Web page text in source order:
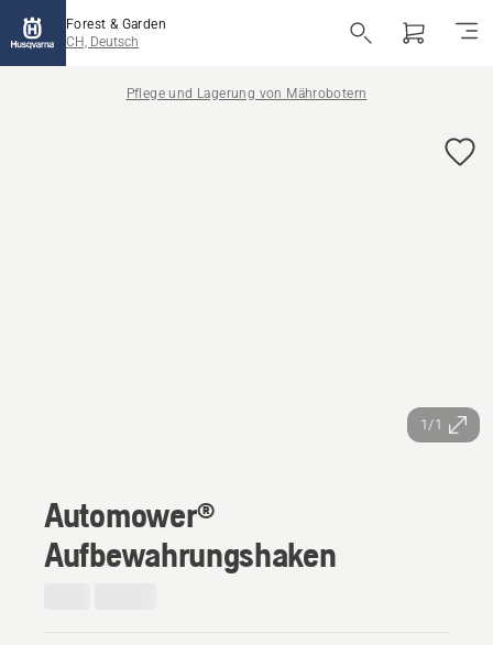
Forest & Garden
CH, Deutsch
Pflege und Lagerung von Mährobotern
1/1
Automower®
Aufbewahrungshaken